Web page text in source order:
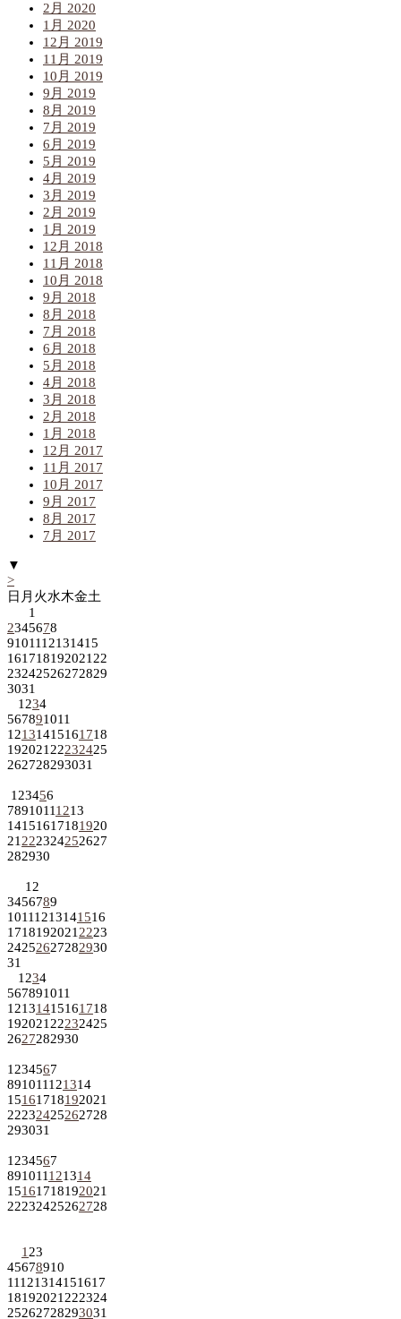
2月 2020
1月 2020
12月 2019
11月 2019
10月 2019
9月 2019
8月 2019
7月 2019
6月 2019
5月 2019
4月 2019
3月 2019
2月 2019
1月 2019
12月 2018
11月 2018
10月 2018
9月 2018
8月 2018
7月 2018
6月 2018
5月 2018
4月 2018
3月 2018
2月 2018
1月 2018
12月 2017
11月 2017
10月 2017
9月 2017
8月 2017
7月 2017
▼
>
日 月 火水木金土
1
2345678
9101112131415
161718192021 22
23242526272829
3031
1 234
567891011
12131415161718
192021 22232425
262728293031
1 23456
78910111213
14151617181920
21 222324252627
282930
1 2
3456789
10111213141516
1718192021 2223
24252627282930
31
1 234
567891011
12131415161718
192021 22232425
2627282930
1 234567
891011121314
15161718192021
22232425262728
293031
1 234567
891011121314
15161718192021
22232425262728
1 23
45678910
11121314151617
18192021 222324
25262728293031